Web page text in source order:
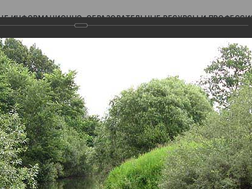
ИНФОРМАЦИОННО-ОБРАЗОВАТЕЛЬНЫЕ РЕСУРСЫ И
(фотоальбомы)